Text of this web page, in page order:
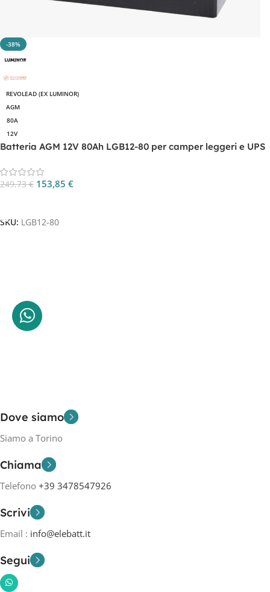
-38%
REVOLEAD (EX LUMINOR)
AGM
80A
12V
Batteria AGM 12V 80Ah LGB12-80 per camper leggeri e UPS
249,73€ 153,85 €
SKU: LGB12-80
Dove siamo
Siamo a Torino
Chiama
Telefono +39 3478547926
Scrivi
Email : info@elebatt.it
Segui